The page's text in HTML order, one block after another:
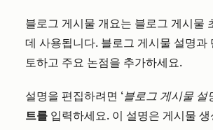
블로그 게시물 개요는 블로그 게시물
데 사용됩니다. 블로그 게시물 설명과
토하고 주요 논점을 추가하세요.
설명을 편집하려면 ‘블로그 게시물 설
트를 입력하세요. 이 설명은 게시물